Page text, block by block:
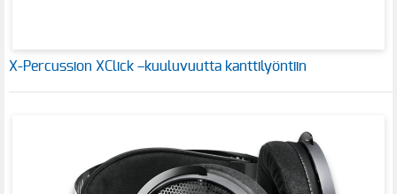
X-Percussion XClick –kuuluvuutta kanttilyöntiin